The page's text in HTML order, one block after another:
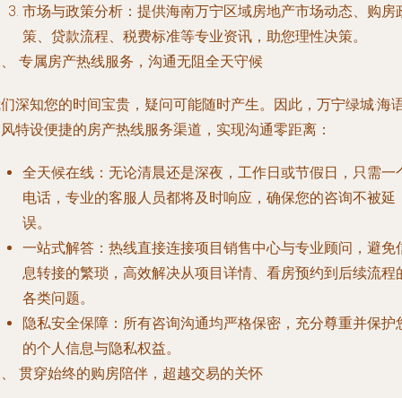
市场与政策分析 ：提供海南万宁区域房地产市场动态、购房
策、贷款流程、税费标准等专业资讯，助您理性决策。
专属房产热线服务，沟通无阻全天守候
深知您的时间宝贵，疑问可能随时产生。因此，万宁绿城·海
特设便捷的房产热线服务渠道，实现沟通零距离：
全天候在线 ：无论清晨还是深夜，工作日或节假日，只需一
电话，专业的客服人员都将及时响应，确保您的咨询不被延
误。
一站式解答 ：热线直接连接项目销售中心与专业顾问，避免
息转接的繁琐，高效解决从项目详情、看房预约到后续流程
各类问题。
隐私安全保障 ：所有咨询沟通均严格保密，充分尊重并保护
的个人信息与隐私权益。
贯穿始终的购房陪伴，超越交易的关怀